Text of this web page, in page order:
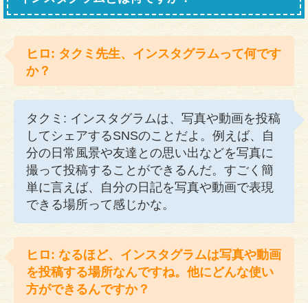
ヒロ: タクミ先生、インスタグラムって何です
か？
タクミ: インスタグラムは、写真や動画を投稿
してシェアするSNSのことだよ。例えば、自
分の日常風景や友達との思い出などを写真に
撮って投稿することができるんだ。すごく簡
単に言えば、自分の日記を写真や動画で表現
できる場所って感じかな。
ヒロ: なるほど、インスタグラムは写真や動画
を投稿する場所なんですね。他にどんな使い
方ができるんですか？